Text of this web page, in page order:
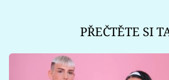
PŘEČTĚTE SI